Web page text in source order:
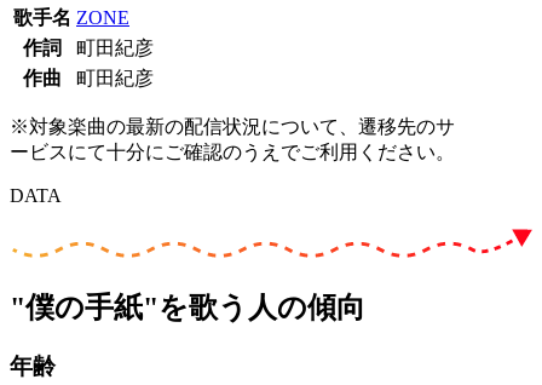
歌手名 ZONE
作詞
町田紀彦
作曲
町田紀彦
※対象楽曲の最新の配信状況について、遷移先のサ
ービスにて十分にご確認のうえでご利用ください。
DATA
"僕の手紙"を歌う人の傾向
年齢